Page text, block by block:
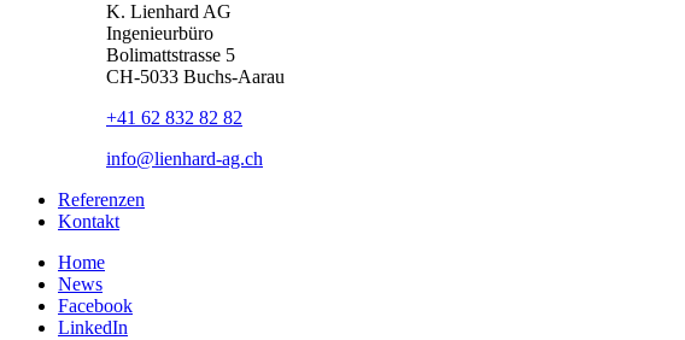
K. Lienhard AG
Ingenieurbüro
Bolimattstrasse 5
CH-5033 Buchs-Aarau
+41 62 832 82 82
info@lienhard-ag.ch
Referenzen
Kontakt
Home
News
Facebook
LinkedIn